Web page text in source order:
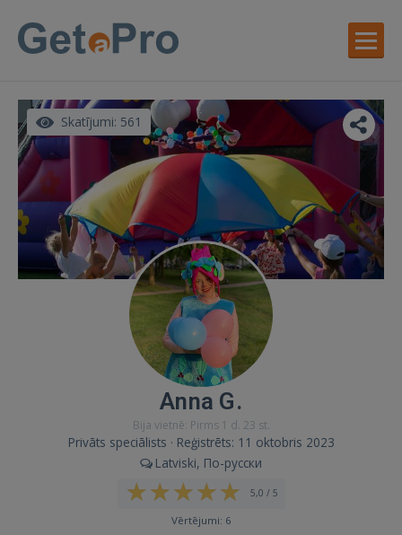
Skatījumi: 561
Anna G.
Bija vietnē: Pirms 1 d. 23 st.
Privāts speciālists · Reģistrēts: 11 oktobris 2023
Latviski, По-русски
5,0 / 5
Vērtējumi: 6